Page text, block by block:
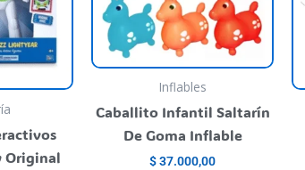
Original
Inflables
Caballito Infantil Saltarín
De Goma Inflable
$37.000,00